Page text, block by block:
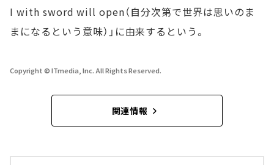
I with sword will open（自分次第で世界は思いのま
まになるという意味）」に由来するという。
Copyright © ITmedia, Inc. All Rights Reserved.
関連情報